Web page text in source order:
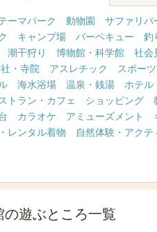
ーマパーク 動物園 サファリパ
キャンプ場 バーベキュー 釣
潮干狩り 博物館・科学館 社会
・寺院 アスレチック スポー
海水浴場 温泉・銭湯 ホテル
トラン・カフェ ショッピング
カラオケ アミューズメント
レンタル着物 自然体験・アクテ
の遊ぶところ一覧